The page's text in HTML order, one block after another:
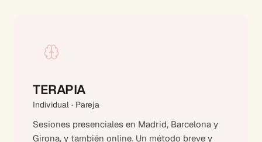
TERAPIA
Individual · Pareja
Sesiones presenciales en Madrid, Barcelona y
Girona, y también online. Un método breve y